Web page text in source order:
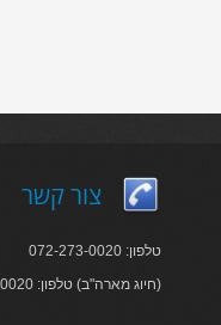
צור קשר
טלפון: 072-273-0020
+972 (0) 72-273-0020 :חיוג מארה"ב) טלפון)